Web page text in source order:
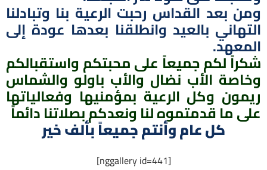
ومن بعد القداس رحبت الرعية بنا وتبادلنا
التهاني بالعيد وانطلقنا بعدها عودة إلى
المعهد.
شكراً لكم جميعاً على محبتكم واستقبالكم
وخاصة الأب نضال والأب باولو والشماس
ريمون وكل الرعية بمؤمنيها وفعالياتها
على ما قدمتموه لنا ونعدكم بصلاتنا دائماً
كل عام وأنتم جميعاً بألف خير
[nggallery id=441]